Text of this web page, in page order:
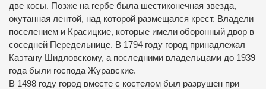
две косы. Позже на гербе была шестиконечная звезда,
окутанная лентой, над которой размещался крест. Владели
поселением и Красицкие, которые имели оборонный двор в
соседней Передельнице. В 1794 году город принадлежал
Каэтану Шидловскому, а последними владельцами до 1939
года были господа Журавские.
В 1498 году город вместе с костелом был разрушен при